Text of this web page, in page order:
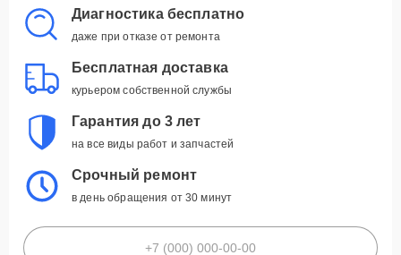
Диагностика бесплатно
даже при отказе от ремонта
Бесплатная доставка
курьером собственной службы
Гарантия до 3 лет
на все виды работ и запчастей
Срочный ремонт
в день обращения от 30 минут